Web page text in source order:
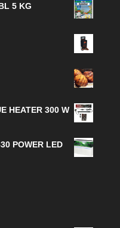
5 KG
HEATER 300 W
POWER LED